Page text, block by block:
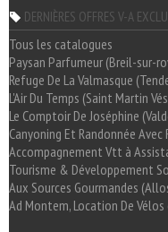
DERNIÈRES OFFRES V-A
Tous les catalogues
Paysan Parfumeur (Breil-sur-
Refuge De La Valmasque
L'Air Du Temps (Saint Martin
Le Comptoir De Joséphine
Canyoning Et Randonnée
Accompagnement Vtt à
Tourisme & Développement
Aux Sources Gourmandes
Ad Montem, Location De